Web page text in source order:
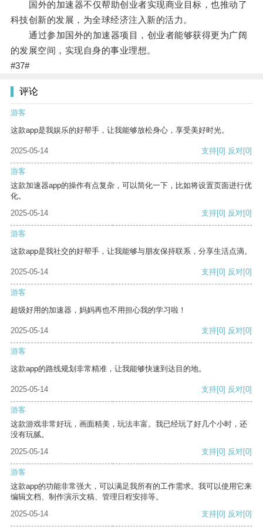
国外的加速器不仅帮助创业者实现商业目标，也推动了
科技创新的发展，为全球经济注入新的活力。
通过参加国外的加速器项目，创业者能够获得更为广阔
的发展空间，实现自身的事业理想。
#37#
评论
游客
这款app是我娱乐的好帮手，让我能够放松身心，享受美好时光。
2025-05-14 支持[0] 反对[0]
游客
这款加速器app的操作有点复杂，可以简化一下，比如将设置页面进行优
化。
2025-05-14
支持[0] 反对[0]
游客
这款app是我社交的好帮手，让我能够与朋友保持联系，分享生活点滴。
2025-05-14 支持[0] 反对[0]
游客
超级好用的加速器，妈妈再也不用担心我的学习啦！
2025-05-14 支持[0] 反对[0]
游客
这款app的路线规划非常精准，让我能够快速到达目的地。
2025-05-14 支持[0] 反对[0]
游客
这款游戏非常好玩，画面精美，玩法丰富。我已经玩了好几个小时，还
没有玩腻。
2025-05-14
支持[0] 反对[0]
游客
这款app的功能非常强大，可以满足我所有的工作需求。我可以使用它来
编辑文档、制作演示文稿、管理日程安排等。
2025-05-14
支持[0] 反对[0]